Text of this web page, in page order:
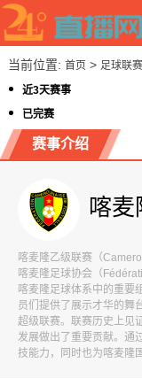
当前位置: 首页> 足球联赛
近3天赛事
已完赛
赛事介绍
喀麦
喀麦隆乙级联赛（
喀麦隆足球协会（
喀麦隆足球体系中的重要
员们提供了展示才华的舞
超级联赛。联赛历史上见
发展做出了重要贡献。通
技能力，同时也为喀麦隆